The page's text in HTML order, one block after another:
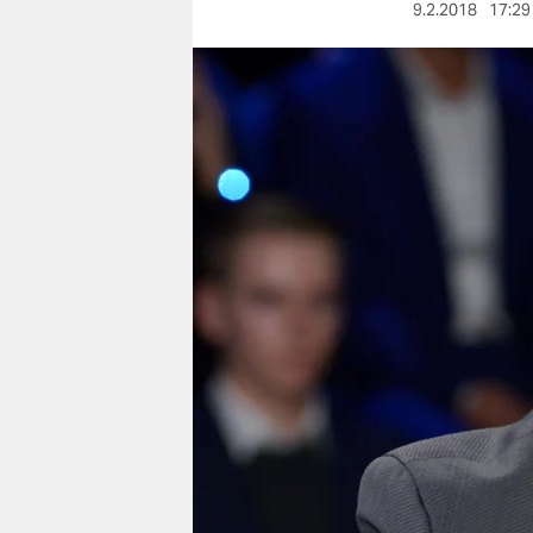
nord
wahrheit
verlag
verlag
shop
fragen & hilfe
unterstützen
abo
9.2.2018